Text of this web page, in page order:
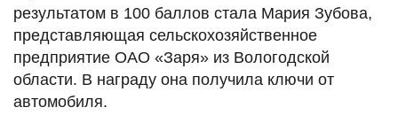
результатом в 100 баллов стала Мария Зубова,
представляющая сельскохозяйственное
предприятие ОАО «Заря» из Вологодской
области. В награду она получила ключи от
автомобиля.